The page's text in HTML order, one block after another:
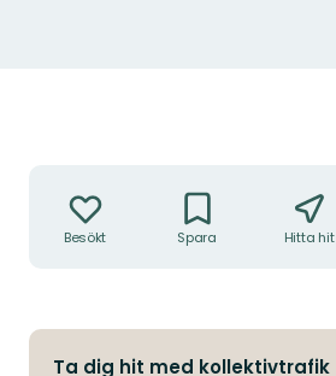
Besökt Spara Hitta hit
Ta dig hit med kollektivtrafik